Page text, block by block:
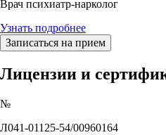
Врач психиатр-нарколог
Узнать подробнее
Записаться на прием
Лицензии и
№
Л041-01125-54/00960164